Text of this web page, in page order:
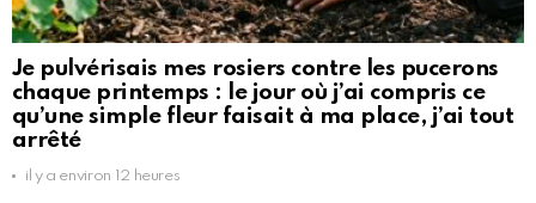
Je pulvérisais mes rosiers contre les pucerons
chaque printemps : le jour où j’ai compris ce
qu’une simple fleur faisait à ma place, j’ai tout
arrêté
il y a environ 12 heures